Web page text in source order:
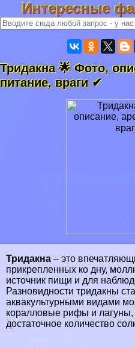
Интересные
Тридакна 🌟 Фото,
питание, враги ✔
Тридакна – это
прикрепленных ко дну,
источник пищи и для
Разновидности тридакны
аквакультурными видами
коралловые рифы и лагуны,
достаточное количество